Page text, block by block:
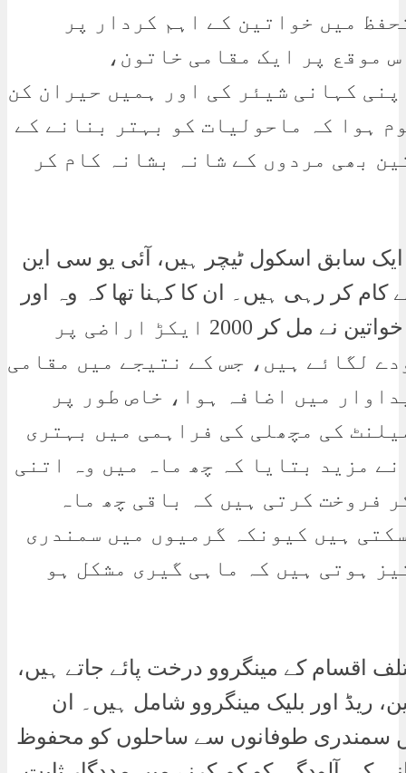
میں خواتین کے اہم کردار پر
موقع پر ایک مقامی خاتون،
کہانی شیئر کی اور ہمیں حیران کن
ہوا کہ ماحولیات کو بہتر بنانے کے
بھی مردوں کے شانہ بشانہ کام کر
سابق اسکول ٹیچر ہیں، آئی یو سی این
2007 سے کام کر رہی ہیں۔ ان کا کہنا تھا کہ وہ اور
ان کے 25 ساتھی خواتین نے مل کر 2000 ایکڑ اراضی پر
لگائے ہیں، جس کے نتیجے میں مقامی
میں اضافہ ہوا، خاص طور پر
کی مچھلی کی فراہمی میں بہتری
مزید بتایا کہ چھ ماہ میں وہ اتنی
فروخت کرتی ہیں کہ باقی چھ ماہ
ہیں کیونکہ گرمیوں میں سمندری
ہوتی ہیں کہ ماہی گیری مشکل ہو
اقسام کے مینگروو درخت پائے جاتے ہیں،
ریڈ اور بلیک مینگروو شامل ہیں۔ ان
سمندری طوفانوں سے ساحلوں کو محفوظ